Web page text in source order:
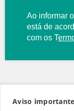
Ao informar
está de
com os T
Aviso